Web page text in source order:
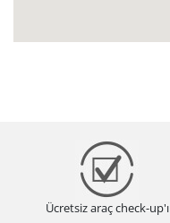
Ücretsiz araç check-up'ı